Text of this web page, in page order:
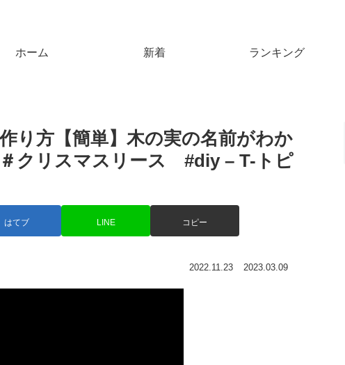
ホーム 新着 ランキング
り方【簡単】木の実の名前がわか
クリスマスリース #diy – T-トピ
はてブ LINE コピー
2022.11.23 2023.03.09